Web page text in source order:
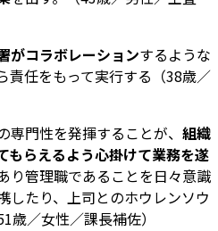
がコラボレーションするような
責任をもって実行する（38歳／
専門性を発揮することが、 組織
もらえるよう心掛けて業務を遂
り管理職であることを日々意識
したり、上司とのホウレンソウ
歳／女性／課長補佐）